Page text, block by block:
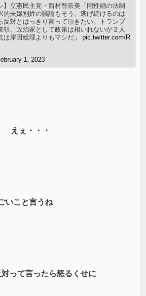
】立憲民主党・西村智奈美「同性婚の法制
的夫婦別姓の議論もそう、逃げ続けるのは
反対とはっきり言って頂きたい。トランプ
領、政治家として政策は相いれないが２人
は岸田総理よりもマシだ」pic.twitter.com/R
1, 2023
ぇ・・・
と言うね
て言ったら怒るくせに